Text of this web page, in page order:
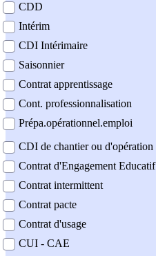
CDD
Intérim
CDI Intérimaire
Saisonnier
Contrat apprentissage
Cont. professionnalisation
Prépa.opérationnel.emploi
CDI de chantier ou d'opération
Contrat d'Engagement Educatif
Contrat intermittent
Contrat pacte
Contrat d'usage
CUI - CAE